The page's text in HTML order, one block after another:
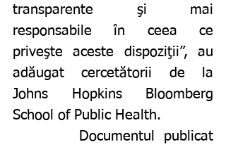
transparente şi mai
responsabile în ceea ce
priveşte aceste dispoziţii”, au
adăugat cercetătorii de la
Johns Hopkins Bloomberg
School of Public Health.